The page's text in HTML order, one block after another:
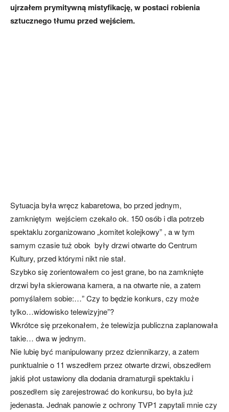
ujrzałem prymitywną mistyfikację, w postaci robienia
sztucznego tłumu przed wejściem.
Sytuacja była wręcz kabaretowa, bo przed jednym,
zamkniętym wejściem czekało ok. 150 osób i dla potrzeb
spektaklu zorganizowano „komitet kolejkowy” , a w tym
samym czasie tuż obok były drzwi otwarte do Centrum
Kultury, przed którymi nikt nie stał.
Szybko się zorientowałem co jest grane, bo na zamknięte
drzwi była skierowana kamera, a na otwarte nie, a zatem
pomyślałem sobie:…” Czy to będzie konkurs, czy może
tylko…widowisko telewizyjne”?
Wkrótce się przekonałem, że telewizja publiczna zaplanowała
takie… dwa w jednym.
Nie lubię być manipulowany przez dziennikarzy, a zatem
punktualnie o 11 wszedłem przez otwarte drzwi, obszedłem
jakiś płot ustawiony dla dodania dramaturgii spektaklu i
poszedłem się zarejestrować do konkursu, bo była już
jedenasta. Jednak panowie z ochrony TVP1 zapytali mnie czy